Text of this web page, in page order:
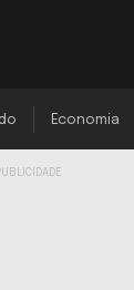
Economia